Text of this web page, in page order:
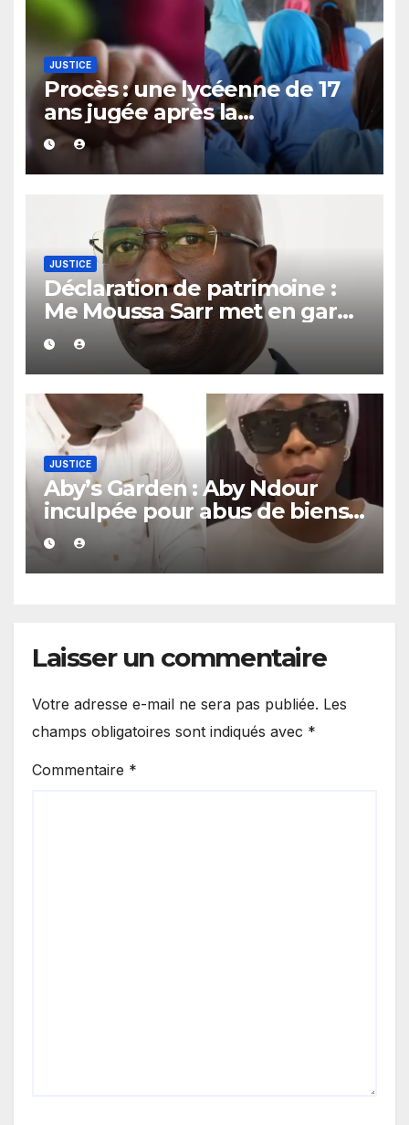
JUSTICE
Procès : une lycéenne de 17
ans jugée après la
découverte d’un bébé caché
sous un lit
JUSTICE
Déclaration de patrimoine :
Me Moussa Sarr met en garde
les récalcitrants
JUSTICE
Aby’s Garden : Aby Ndour
inculpée pour abus de biens
sociaux dans une affaire
portant sur 420 millions FCFA
Laisser un commentaire
Votre adresse e-mail ne sera pas publiée. Les
champs obligatoires sont indiqués avec *
Commentaire *